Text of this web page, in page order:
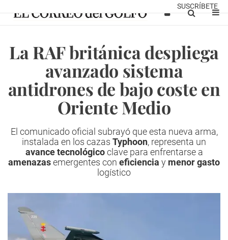
SUSCRÍBETE
La RAF británica despliega
avanzado sistema
antidrones de bajo coste en
Oriente Medio
El comunicado oficial subrayó que esta nueva arma,
instalada en los cazas Typhoon, representa un
avance tecnológicoclave para enfrentarse a
amenazasemergentes con eficiencia y menor gasto
logístico